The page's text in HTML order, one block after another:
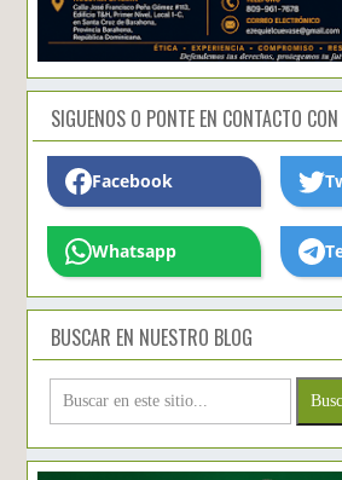
SIGUENOS O PONTE EN CONTACTO
Facebook
Whatsapp
BUSCAR EN NUESTRO BLOG